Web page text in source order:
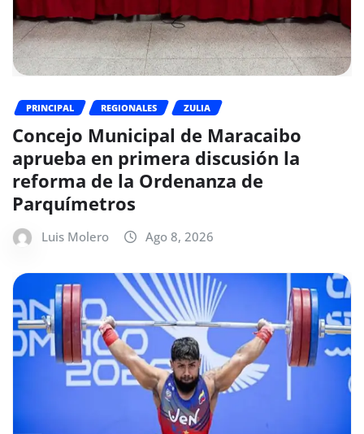
PRINCIPAL REGIONALES ZULIA
Concejo Municipal de Maracaibo
aprueba en primera discusión la
reforma de la Ordenanza de
Parquímetros
Luis Molero Ago 8, 2026